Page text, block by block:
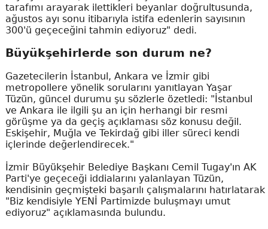
tarafımı arayarak ilettikleri beyanlar doğrultusunda,
ağustos ayı sonu itibarıyla istifa edenlerin sayısının
300'ü geçeceğini tahmin ediyoruz" dedi.
Büyükşehirlerde son durum ne?
Gazetecilerin İstanbul, Ankara ve İzmir gibi
metropollere yönelik sorularını yanıtlayan Yaşar
Tüzün, güncel durumu şu sözlerle özetledi: "İstanbul
ve Ankara ile ilgili şu an için herhangi bir resmi
görüşme ya da geçiş açıklaması söz konusu değil.
Eskişehir, Muğla ve Tekirdağ gibi iller süreci kendi
içlerinde değerlendirecek."
İzmir Büyükşehir Belediye Başkanı Cemil Tugay'ın AK
Parti'ye geçeceği iddialarını yalanlayan Tüzün,
kendisinin geçmişteki başarılı çalışmalarını hatırlatarak
"Biz kendisiyle YENİ Partimizde buluşmayı umut
ediyoruz" açıklamasında bulundu.